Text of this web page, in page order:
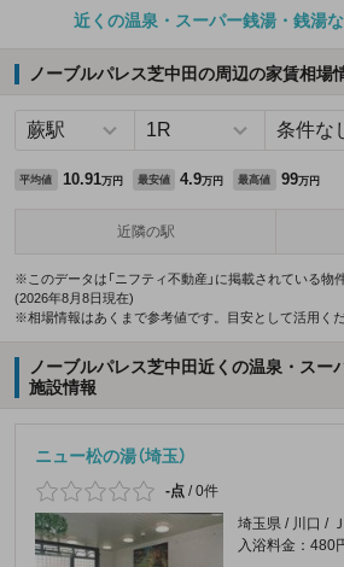
近くの温泉・スーパー銭湯・銭湯
ノーブルパレス芝中田の周辺の家賃相場
平均値 10.91万円 最安値 4.9万円 最高値 99万円
近隣の駅
※このデータは「ニフティ不動産」に掲載されている物
(2026年8月8日現在)
※相場情報はあくまで参考値です。目安として活用くだ
ノーブルパレス芝中田近くの温泉・スー
施設情報
ニュー松の湯（埼玉）
-点 /0件
埼玉県 / 川口 /
入浴料金：480